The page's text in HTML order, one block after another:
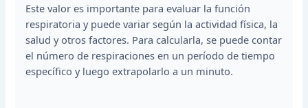
Este valor es importante para evaluar la función
respiratoria y puede variar según la actividad física, la
salud y otros factores. Para calcularla, se puede contar
el número de respiraciones en un período de tiempo
específico y luego extrapolarlo a un minuto.